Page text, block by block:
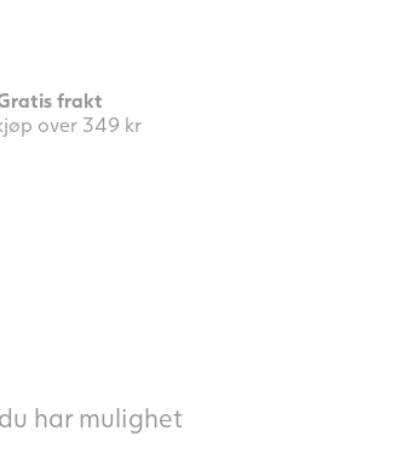
frakt
over 349 kr
har mulighet